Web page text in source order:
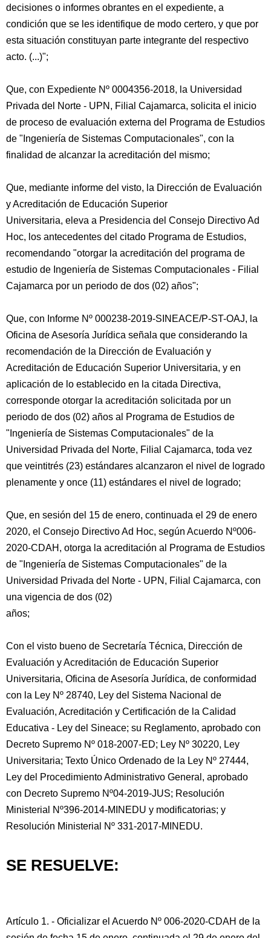
decisiones o informes obrantes en el expediente, a
condición que se les identifique de modo certero, y que por
esta situación constituyan parte integrante del respectivo
acto. (...)";
Que, con Expediente Nº 0004356-2018, la Universidad
Privada del Norte - UPN, Filial Cajamarca, solicita el inicio
de proceso de evaluación externa del Programa de Estudios
de "Ingeniería de Sistemas Computacionales", con la
finalidad de alcanzar la acreditación del mismo;
Que, mediante informe del visto, la Dirección de Evaluación
y Acreditación de Educación Superior
Universitaria, eleva a Presidencia del Consejo Directivo Ad
Hoc, los antecedentes del citado Programa de Estudios,
recomendando "otorgar la acreditación del programa de
estudio de Ingeniería de Sistemas Computacionales - Filial
Cajamarca por un periodo de dos (02) años";
Que, con Informe Nº 000238-2019-SINEACE/P-ST-OAJ, la
Oficina de Asesoría Jurídica señala que considerando la
recomendación de la Dirección de Evaluación y
Acreditación de Educación Superior Universitaria, y en
aplicación de lo establecido en la citada Directiva,
corresponde otorgar la acreditación solicitada por un
periodo de dos (02) años al Programa de Estudios de
"Ingeniería de Sistemas Computacionales" de la
Universidad Privada del Norte, Filial Cajamarca, toda vez
que veintitrés (23) estándares alcanzaron el nivel de logrado
plenamente y once (11) estándares el nivel de logrado;
Que, en sesión del 15 de enero, continuada el 29 de enero
2020, el Consejo Directivo Ad Hoc, según Acuerdo Nº006-
2020-CDAH, otorga la acreditación al Programa de Estudios
de "Ingeniería de Sistemas Computacionales" de la
Universidad Privada del Norte - UPN, Filial Cajamarca, con
una vigencia de dos (02)
años;
Con el visto bueno de Secretaría Técnica, Dirección de
Evaluación y Acreditación de Educación Superior
Universitaria, Oficina de Asesoría Jurídica, de conformidad
con la Ley Nº 28740, Ley del Sistema Nacional de
Evaluación, Acreditación y Certificación de la Calidad
Educativa - Ley del Sineace; su Reglamento, aprobado con
Decreto Supremo Nº 018-2007-ED; Ley Nº 30220, Ley
Universitaria; Texto Único Ordenado de la Ley Nº 27444,
Ley del Procedimiento Administrativo General, aprobado
con Decreto Supremo Nº04-2019-JUS; Resolución
Ministerial Nº396-2014-MINEDU y modificatorias; y
Resolución Ministerial Nº 331-2017-MINEDU.
SE RESUELVE:
Artículo 1. - Oficializar el Acuerdo Nº 006-2020-CDAH de la